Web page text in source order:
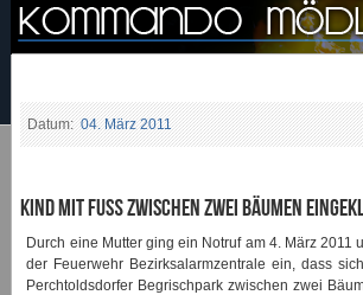
Datum: 04. März 2011
Kind mit Fuß zwischen zwei Bäumen
Durch eine Mutter ging ein Notruf am 4. März 2011
der Feuerwehr Bezirksalarmzentrale ein, dass
Perchtoldsdorfer Begrischpark zwischen zwei